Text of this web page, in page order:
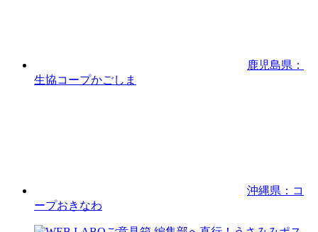
鹿児島県：
生協コープかごしま
沖縄県：コ
ープおきなわ